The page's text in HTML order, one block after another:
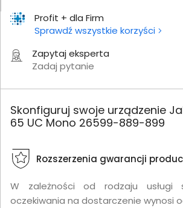
Profit + dla Firm
Sprawdź wszystkie korzyści
Zapytaj eksperta
Zadaj pytanie
Skonfiguruj swoje urządzenie
65 UC Mono 26599-889-899
Rozszerzenia gwarancji
W zależności od rodzaju usługi
oczekiwania na dostarczenie wynosi